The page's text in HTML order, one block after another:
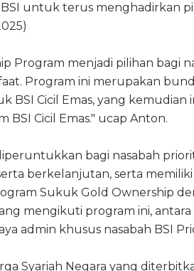
untuk terus menghadirkan
Program menjadi pilihan bagi
Program ini merupakan
BSI Cicil Emas, yang kemudian
Cicil Emas." ucap Anton.
bagi nasabah
berkelanjutan, serta
Sukuk Gold Ownership
mengikuti program ini, antara
admin khusus nasabah BSI
Syariah Negara yang